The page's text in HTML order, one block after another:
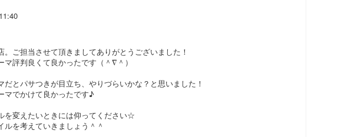
。ご担当させて頂きましてありがとうございました！
マ評判良くて良かったです（＾∇＾）
だとパサつきが目立ち、やりづらいかな？と思いました！
マでかけて良かったです♪
を変えたいときには仰ってください☆
ルを考えていきましょう＾＾